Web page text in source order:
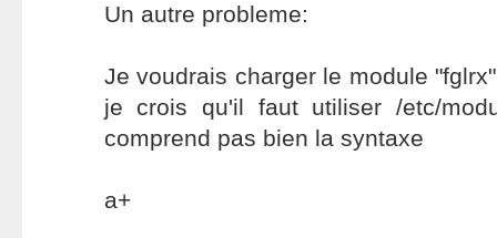
Un autre probleme:
Je voudrais charger le module
je crois qu'il faut utiliser /etc/
comprend pas bien la syntaxe
a+